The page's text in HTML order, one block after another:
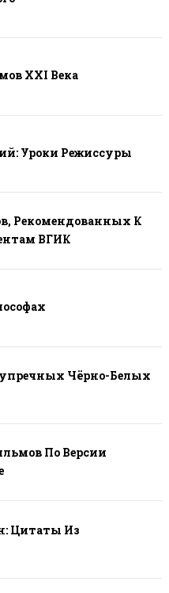
ХХI Века
Уроки Режиссуры
Рекомендованных К
ВГИК
Чёрно-Белых
По Версии
Цитаты Из